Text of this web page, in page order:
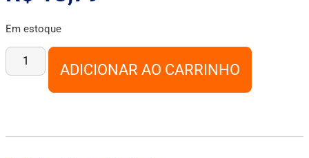
Em estoque
ADICIONAR AO CARRINHO